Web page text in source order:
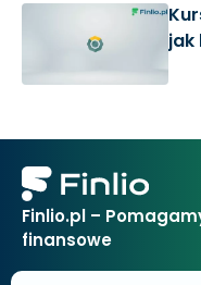
jak
Finlio.pl –
finansowe